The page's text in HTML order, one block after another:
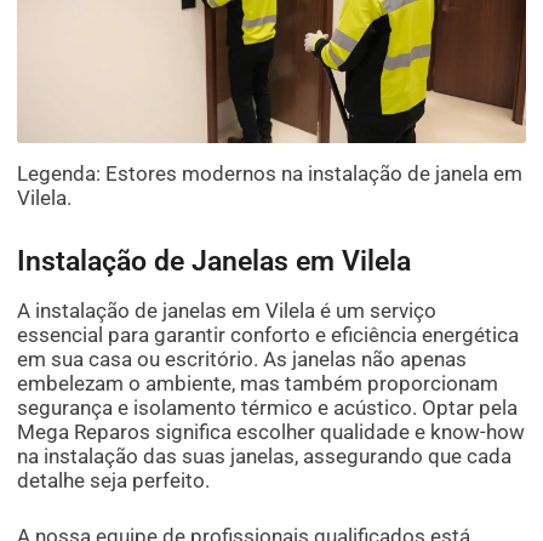
Legenda: Estores modernos na instalação de janela em
Vilela.
Instalação de Janelas em Vilela
A instalação de janelas em Vilela é um serviço
essencial para garantir conforto e eficiência energética
em sua casa ou escritório. As janelas não apenas
embelezam o ambiente, mas também proporcionam
segurança e isolamento térmico e acústico. Optar pela
Mega Reparos significa escolher qualidade e know-how
na instalação das suas janelas, assegurando que cada
detalhe seja perfeito.
A nossa equipe de profissionais qualificados está